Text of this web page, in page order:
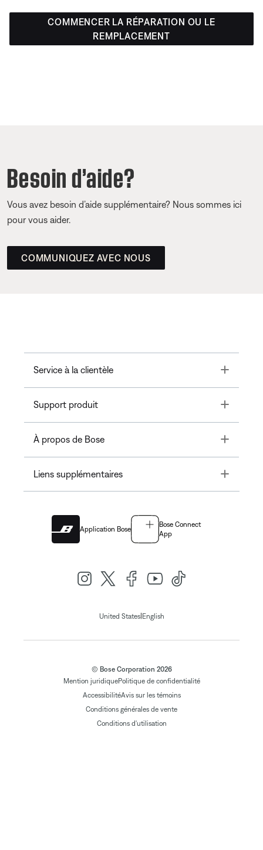
COMMENCER LA RÉPARATION OU LE
REMPLACEMENT
Besoin d’aide?
Vous avez besoin d’aide supplémentaire? Nous sommes ici
pour vous aider.
COMMUNIQUEZ AVEC NOUS
Service à la clientèle Toggle
Support produit Toggle
À propos de Bose Toggle
Liens supplémentaires Toggle
Application Bose
Bose Connect
App
United States| English
© Bose Corporation 2026
Mention juridiquePolitique de confidentialité
AccessibilitéAvis sur les témoins
Conditions générales de vente
Conditions d'utilisation